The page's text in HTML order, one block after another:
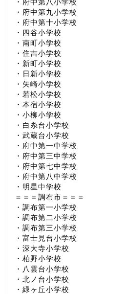
・府中第八小学校
・府中第九小学校
・府中第十小学校
・四谷小学校
・南町小学校
・住吉小学校
・新町小学校
・日新小学校
・矢崎小学校
・若松小学校
・本宿小学校
・小柳小学校
・白糸台小学校
・武蔵台小学校
・府中第一中学校
・府中第三中学校
・府中第七中学校
・府中第八中学校
・明星中学校
＝＝＝調布市＝＝＝
・調布第一小学校
・調布第二小学校
・調布第三小学校
・富士見台小学校
・深大寺小学校
・柏野小学校
・八雲台小学校
・北ノ台小学校
・緑ヶ丘小学校